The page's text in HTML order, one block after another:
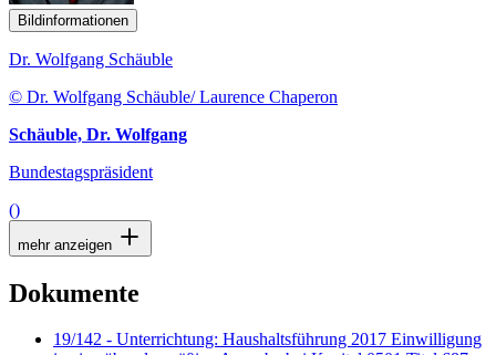
Bildinformationen
Dr. Wolfgang Schäuble
© Dr. Wolfgang Schäuble/ Laurence Chaperon
Schäuble, Dr. Wolfgang
Bundestagspräsident
()
mehr anzeigen
Dokumente
19/142 - Unterrichtung: Haushaltsführung 2017 Einwilligung